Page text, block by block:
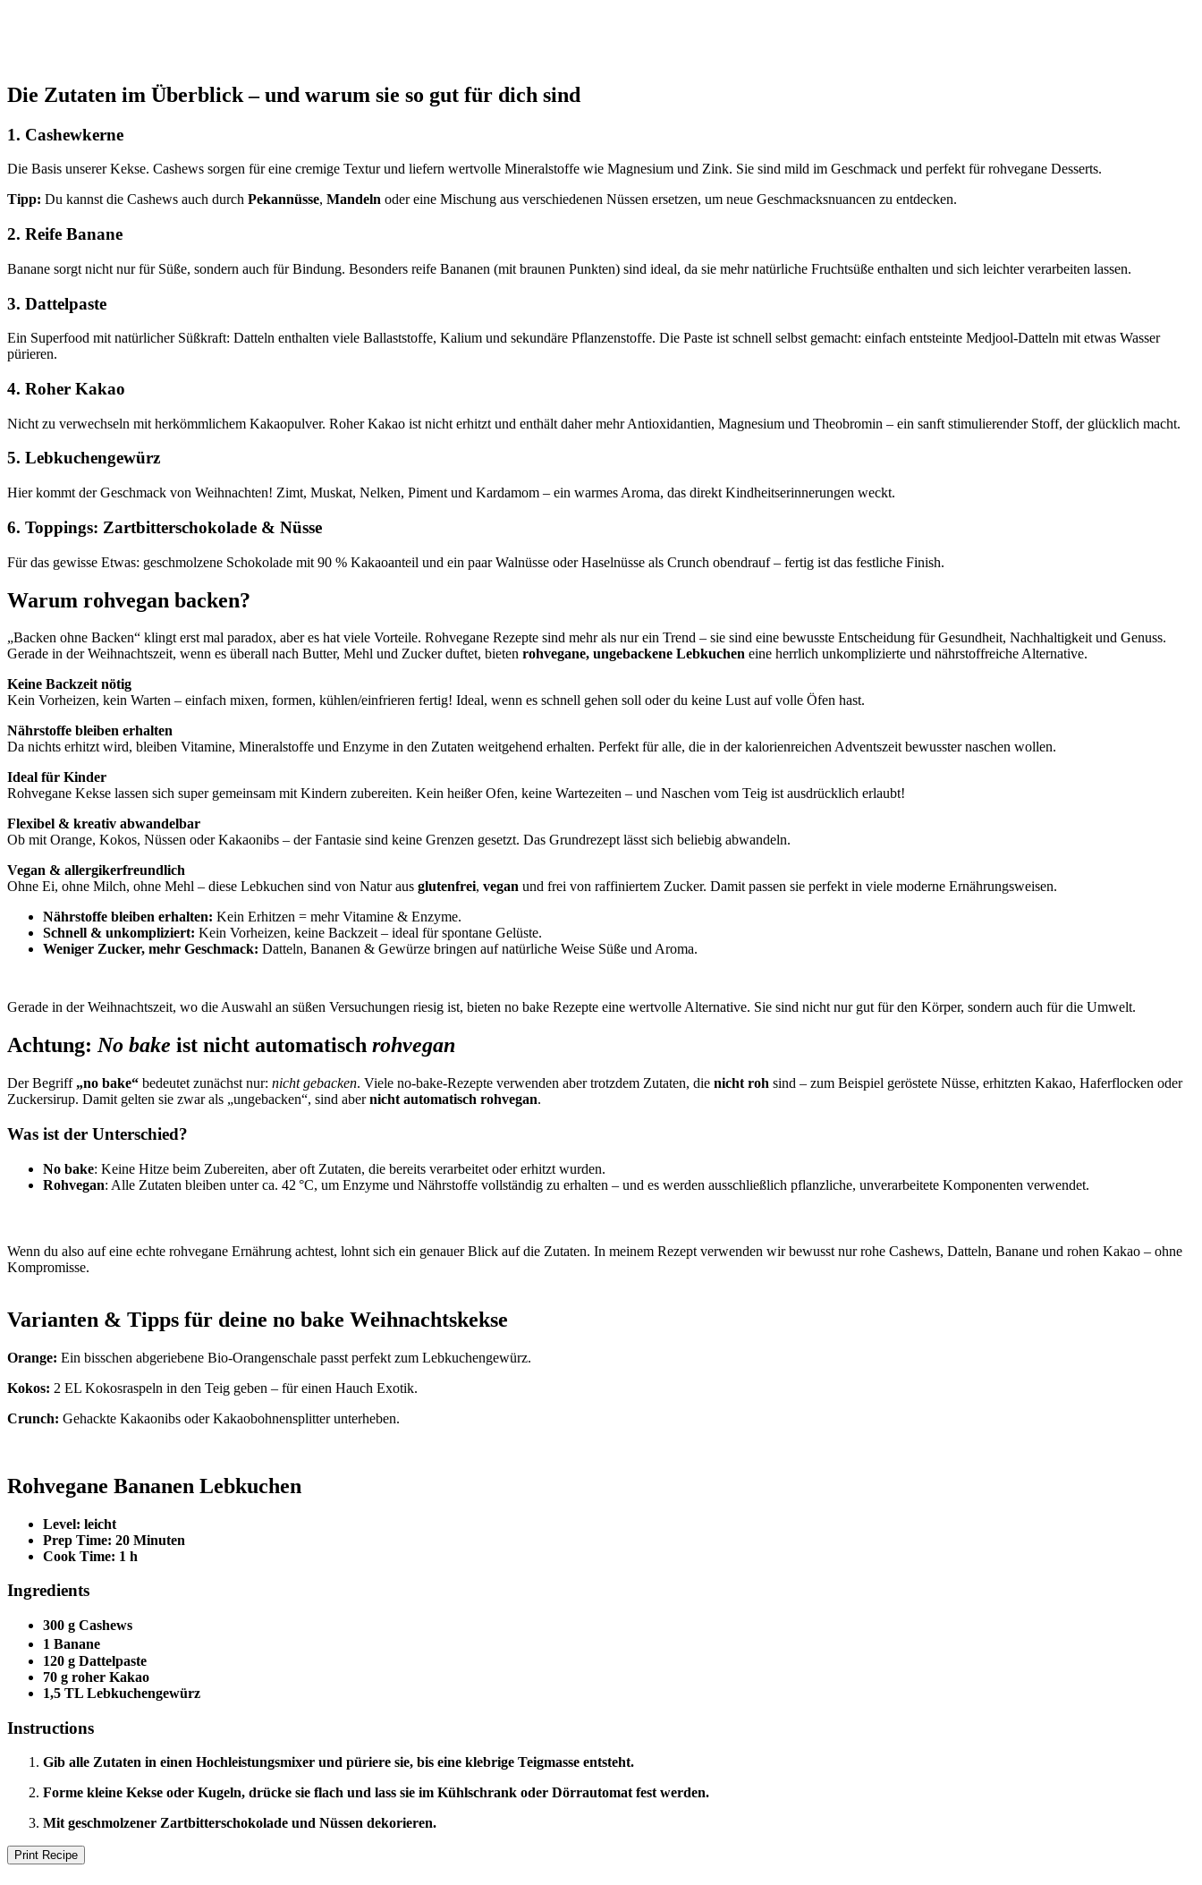
Die Zutaten im Überblick – und warum sie so gut für dich sind
1. Cashewkerne
Die Basis unserer Kekse. Cashews sorgen für eine cremige Textur und liefern wertvolle Mineralstoffe wie Magnesium und Zink. Sie sind mild im Geschmack und perfekt für rohvegane Desserts.
Tipp: Du kannst die Cashews auch durch Pekannüsse, Mandeln oder eine Mischung aus verschiedenen Nüssen ersetzen, um neue Geschmacksnuancen zu entdecken.
2. Reife Banane
Banane sorgt nicht nur für Süße, sondern auch für Bindung. Besonders reife Bananen (mit braunen Punkten) sind ideal, da sie mehr natürliche Fruchtsüße enthalten und sich leichter verarbeiten lassen.
3. Dattelpaste
Ein Superfood mit natürlicher Süßkraft: Datteln enthalten viele Ballaststoffe, Kalium und sekundäre Pflanzenstoffe. Die Paste ist schnell selbst gemacht: einfach entsteinte Medjool-Datteln mit etwas Wasser
pürieren.
4. Roher Kakao
Nicht zu verwechseln mit herkömmlichem Kakaopulver. Roher Kakao ist nicht erhitzt und enthält daher mehr Antioxidantien, Magnesium und Theobromin – ein sanft stimulierender Stoff, der glücklich macht.
5. Lebkuchengewürz
Hier kommt der Geschmack von Weihnachten! Zimt, Muskat, Nelken, Piment und Kardamom – ein warmes Aroma, das direkt Kindheitserinnerungen weckt.
6. Toppings: Zartbitterschokolade & Nüsse
Für das gewisse Etwas: geschmolzene Schokolade mit 90 % Kakaoanteil und ein paar Walnüsse oder Haselnüsse als Crunch obendrauf – fertig ist das festliche Finish.
Warum rohvegan backen?
„Backen ohne Backen“ klingt erst mal paradox, aber es hat viele Vorteile. Rohvegane Rezepte sind mehr als nur ein Trend – sie sind eine bewusste Entscheidung für Gesundheit, Nachhaltigkeit und Genuss.
Gerade in der Weihnachtszeit, wenn es überall nach Butter, Mehl und Zucker duftet, bieten rohvegane, ungebackene Lebkuchen eine herrlich unkomplizierte und nährstoffreiche Alternative.
Keine Backzeit nötig
Kein Vorheizen, kein Warten – einfach mixen, formen, kühlen/einfrieren fertig! Ideal, wenn es schnell gehen soll oder du keine Lust auf volle Öfen hast.
Nährstoffe bleiben erhalten
Da nichts erhitzt wird, bleiben Vitamine, Mineralstoffe und Enzyme in den Zutaten weitgehend erhalten. Perfekt für alle, die in der kalorienreichen Adventszeit bewusster naschen wollen.
Ideal für Kinder
Rohvegane Kekse lassen sich super gemeinsam mit Kindern zubereiten. Kein heißer Ofen, keine Wartezeiten – und Naschen vom Teig ist ausdrücklich erlaubt!
Flexibel & kreativ abwandelbar
Ob mit Orange, Kokos, Nüssen oder Kakaonibs – der Fantasie sind keine Grenzen gesetzt. Das Grundrezept lässt sich beliebig abwandeln.
Vegan & allergikerfreundlich
Ohne Ei, ohne Milch, ohne Mehl – diese Lebkuchen sind von Natur aus glutenfrei, vegan und frei von raffiniertem Zucker. Damit passen sie perfekt in viele moderne Ernährungsweisen.
Nährstoffe bleiben erhalten: Kein Erhitzen = mehr Vitamine & Enzyme.
Schnell & unkompliziert: Kein Vorheizen, keine Backzeit – ideal für spontane Gelüste.
Weniger Zucker, mehr Geschmack: Datteln, Bananen & Gewürze bringen auf natürliche Weise Süße und Aroma.
Gerade in der Weihnachtszeit, wo die Auswahl an süßen Versuchungen riesig ist, bieten no bake Rezepte eine wertvolle Alternative. Sie sind nicht nur gut für den Körper, sondern auch für die Umwelt.
Achtung:No bake ist nicht automatisch rohvegan
Der Begriff „no bake“ bedeutet zunächst nur: nicht gebacken. Viele no-bake-Rezepte verwenden aber trotzdem Zutaten, die nicht roh sind – zum Beispiel geröstete Nüsse, erhitzten Kakao, Haferflocken oder
Zuckersirup. Damit gelten sie zwar als „ungebacken“, sind abernicht automatisch rohvegan.
Was ist der Unterschied?
No bake: Keine Hitze beim Zubereiten, aber oft Zutaten, die bereits verarbeitet oder erhitzt wurden.
Rohvegan: Alle Zutaten bleiben unter ca. 42 °C, um Enzyme und Nährstoffe vollständig zu erhalten – und es werden ausschließlich pflanzliche, unverarbeitete Komponenten verwendet.
Wenn du also auf eine echte rohvegane Ernährung achtest, lohnt sich ein genauer Blick auf die Zutaten. In meinem Rezept verwenden wir bewusst nur rohe Cashews, Datteln, Banane und rohen Kakao – ohne
Kompromisse.
Varianten & Tipps für deine no bake Weihnachtskekse
Orange: Ein bisschen abgeriebene Bio-Orangenschale passt perfekt zum Lebkuchengewürz.
Kokos: 2 EL Kokosraspeln in den Teig geben – für einen Hauch Exotik.
Crunch: Gehackte Kakaonibs oder Kakaobohnensplitter unterheben.
Rohvegane Bananen Lebkuchen
Level: leicht
Prep Time: 20 Minuten
Cook Time: 1 h
Ingredients
300 g Cashews
1 Banane
120 g Dattelpaste
70 g roher Kakao
1,5 TL Lebkuchengewürz
Instructions
Gib alle Zutaten in einen Hochleistungsmixer und püriere sie, bis eine klebrige Teigmasse entsteht.
Forme kleine Kekse oder Kugeln, drücke sie flach und lass sie im Kühlschrank oder Dörrautomat fest werden.
Mit geschmolzener Zartbitterschokolade und Nüssen dekorieren.
Print Recipe